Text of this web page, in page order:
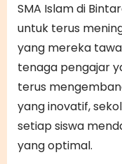
SMA Islam di
untuk terus
yang mereka
tenaga pengajar
terus
yang inovatif,
setiap siswa
yang optimal.